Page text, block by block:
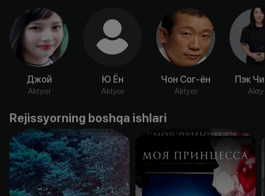
Джой
Aktyor
Ю Ён
Aktyor
Чон Сог-ён
Aktyor
Пэк
Rejissyorning boshqa ishlari